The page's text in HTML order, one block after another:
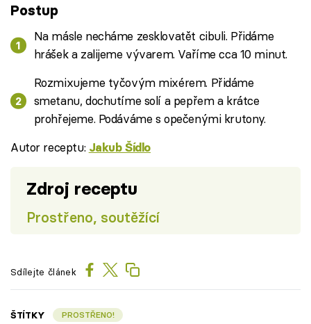
Postup
Na másle necháme zesklovatět cibuli. Přidáme
hrášek a zalijeme vývarem. Vaříme cca 10 minut.
Rozmixujeme tyčovým mixérem. Přidáme
smetanu, dochutíme solí a pepřem a krátce
prohřejeme. Podáváme s opečenými krutony.
Autor receptu: Jakub Šídlo
Zdroj receptu
Prostřeno, soutěžící
Sdílejte článek
ŠTÍTKY PROSTŘENO!